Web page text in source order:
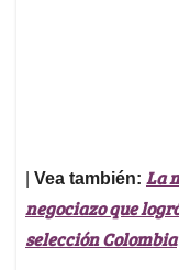
Vea también: La
negociazo que
selección Colombia